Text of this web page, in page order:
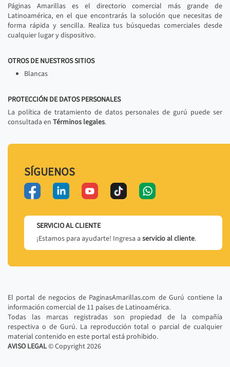
Páginas Amarillas es el directorio comercial más grande de
Latinoamérica, en el que encontrarás la solución que necesitas de
forma rápida y sencilla. Realiza tus búsquedas comerciales desde
cualquier lugar y dispositivo.
OTROS DE NUESTROS SITIOS
Blancas
PROTECCIÓN DE DATOS PERSONALES
La política de tratamiento de datos personales de gurú puede ser
consultada en Términos legales.
SÍGUENOS
SERVICIO AL CLIENTE
¡Estamos para ayudarte! Ingresa a servicio al cliente.
El portal de negocios de PaginasAmarillas.com de Gurú contiene la
información comercial de 11 países de Latinoamérica.
Todas las marcas registradas son propiedad de la compañía
respectiva o de Gurú. La reproducción total o parcial de cualquier
material contenido en este portal está prohibido.
AVISO LEGAL© Copyright2026